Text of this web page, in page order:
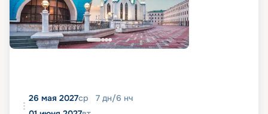
26 мая 2027ср 7 дн/6 нч